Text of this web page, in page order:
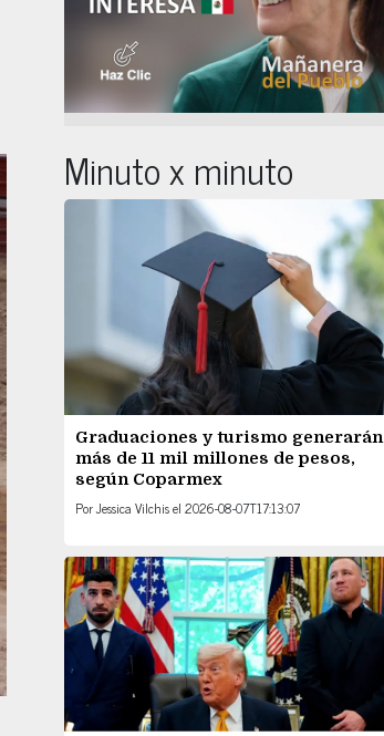
Minuto x minuto
Graduaciones y turismo generarán
más de 11 mil millones de pesos,
según Coparmex
PorJessica Vilchisel 2026-08-07T17:13:07